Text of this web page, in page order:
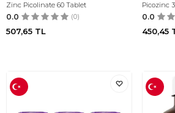
Zinc Picolinate 60 Tablet
0.0 (0)
507,65 TL
Picozinc
0.0
450,45